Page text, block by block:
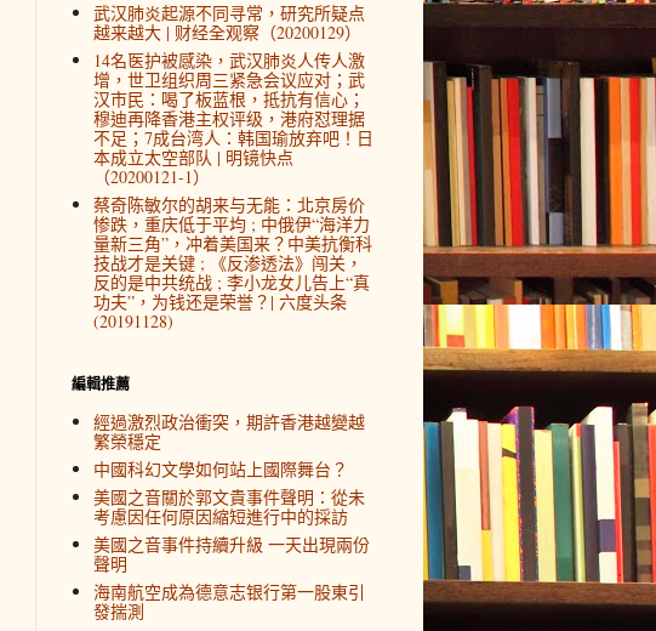
武汉肺炎起源不同寻常，研究所疑点
越来越大 | 财经全观察（20200129）
14名医护被感染，武汉肺炎人传人激
增，世卫组织周三紧急会议应对；武
汉市民：喝了板蓝根，抵抗有信心；
穆迪再降香港主权评级，港府怼理据
不足；7成台湾人：韩国瑜放弃吧！日
本成立太空部队 | 明镜快点
（20200121-1）
蔡奇陈敏尔的胡来与无能：北京房价
惨跌，重庆低于平均 ; 中俄伊“海洋力
量新三角”，冲着美国来？中美抗衡科
技战才是关键 ; 《反渗透法》闯关，
反的是中共统战 ; 李小龙女儿告上“真
功夫”，为钱还是荣誉？| 六度头条
(20191128)
編輯推薦
經過激烈政治衝突，期許香港越變越
繁榮穩定
中國科幻文學如何站上國際舞台？
美國之音關於郭文貴事件聲明：從未
考慮因任何原因縮短進行中的採訪
美國之音事件持續升級 一天出現兩份
聲明
海南航空成為德意志银行第一股東引
發揣測